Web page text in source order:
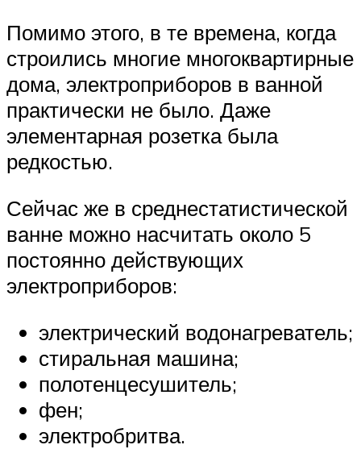
Помимо этого, в те времена, когда
строились многие многоквартирные
дома, электроприборов в ванной
практически не было. Даже
элементарная розетка была
редкостью.
Сейчас же в среднестатистической
ванне можно насчитать около 5
постоянно действующих
электроприборов:
электрический водонагреватель;
стиральная машина;
полотенцесушитель;
фен;
электробритва.